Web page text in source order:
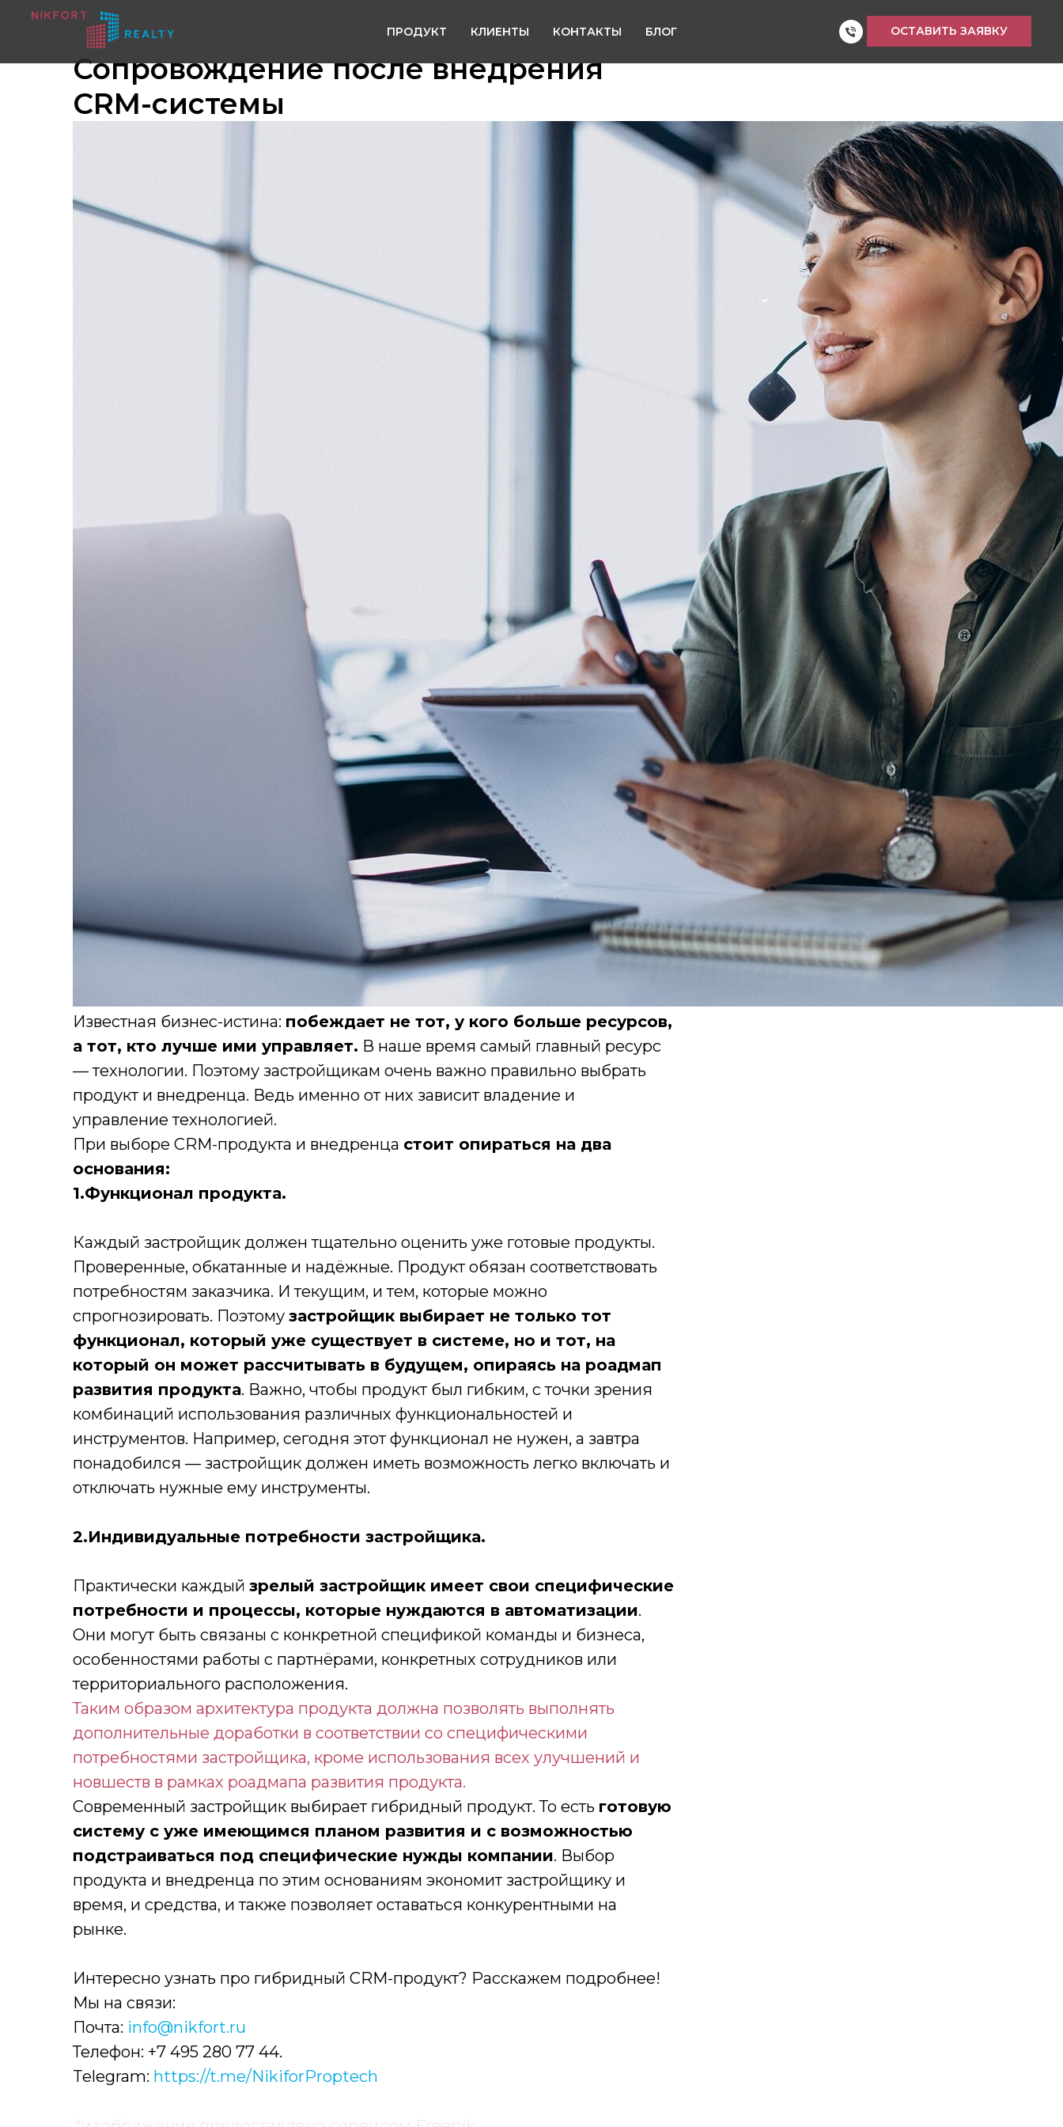
ПРОДУКТ КЛИЕНТЫ КОНТАКТЫ БЛОГ ОСТАВИТЬ ЗАЯВКУ
Сопровождение после внедрения
CRM-системы
Известная бизнес-истина: побеждает не тот, у кого больше ресурсов,
а тот, кто лучше ими управляет. В наше время самый главный ресурс
— технологии. Поэтому застройщикам очень важно правильно выбрать
продукт и внедренца. Ведь именно от них зависит владение и
управление технологией.
При выборе CRM-продукта и внедренца стоит опираться на два
основания:
1.Функционал продукта.
Каждый застройщик должен тщательно оценить уже готовые продукты.
Проверенные, обкатанные и надёжные. Продукт обязан соответствовать
потребностям заказчика. И текущим, и тем, которые можно
спрогнозировать. Поэтому застройщик выбирает не только тот
функционал, который уже существует в системе, но и тот, на
который он может рассчитывать в будущем, опираясь на роадмап
развития продукта. Важно, чтобы продукт был гибким, с точки зрения
комбинаций использования различных функциональностей и
инструментов. Например, сегодня этот функционал не нужен, а завтра
понадобился — застройщик должен иметь возможность легко включать и
отключать нужные ему инструменты.
2.Индивидуальные потребности застройщика.
Практически каждый зрелый застройщик имеет свои специфические
потребности и процессы, которые нуждаются в автоматизации.
Они могут быть связаны с конкретной спецификой команды и бизнеса,
особенностями работы с партнёрами, конкретных сотрудников или
территориального расположения.
Таким образом архитектура продукта должна позволять выполнять
дополнительные доработки в соответствии со специфическими
потребностями застройщика, кроме использования всех улучшений и
новшеств в рамках роадмапа развития продукта.
Современный застройщик выбирает гибридный продукт. То есть готовую
систему с уже имеющимся планом развития и с возможностью
подстраиваться под специфические нужды компании. Выбор
продукта и внедренца по этим основаниям экономит застройщику и
время, и средства, и также позволяет оставаться конкурентными на
рынке.
Интересно узнать про гибридный CRM-продукт? Расскажем подробнее!
Мы на связи:
Почта: info@nikfort.ru
Телефон: +7 495 280 77 44.
Telegram: https://t.me/NikiforProptech